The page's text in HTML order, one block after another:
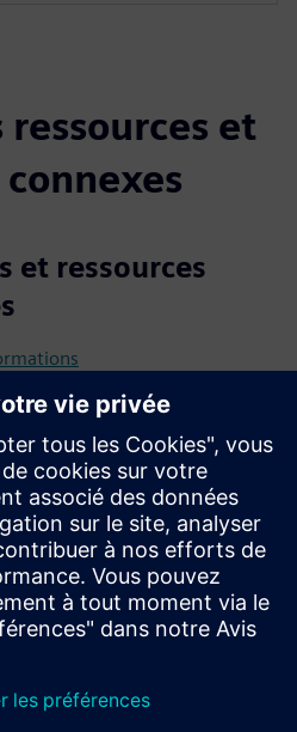
ressources et
et ressources
des cours de
(cours de training en ligne)
sur les postes de travail